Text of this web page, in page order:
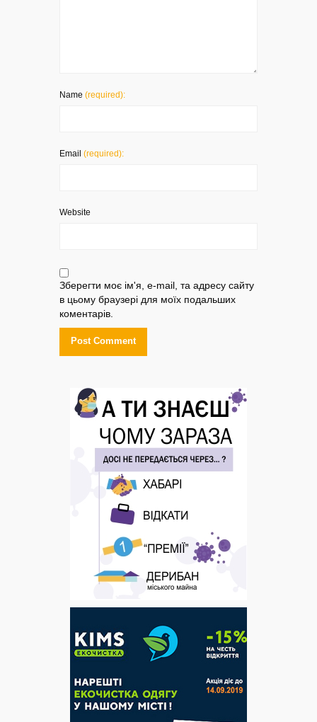
Name (required):
Email (required):
Website
Зберегти моє ім'я, e-mail, та адресу сайту
в цьому браузері для моїх подальших
коментарів.